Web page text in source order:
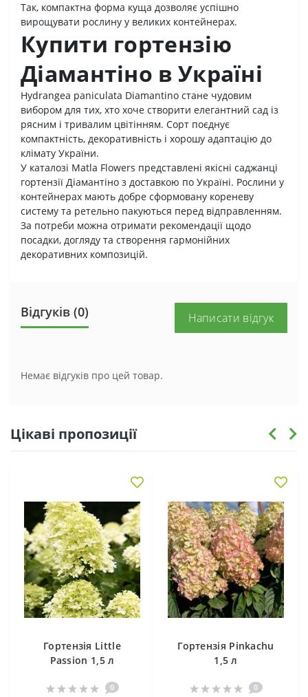
Так, компактна форма куща дозволяє успішно
вирощувати рослину у великих контейнерах.
Купити гортензію
Діамантіно в Україні
Hydrangea paniculata Diamantino стане чудовим
вибором для тих, хто хоче створити елегантний сад із
рясним і тривалим цвітінням. Сорт поєднує
компактність, декоративність і хорошу адаптацію до
клімату України.
У каталозі Matla Flowers представлені якісні саджанці
гортензії Діамантіно з доставкою по Україні. Рослини у
контейнерах мають добре сформовану кореневу
систему та ретельно пакуються перед відправленням.
За потреби можна отримати рекомендації щодо
посадки, догляду та створення гармонійних
декоративних композицій.
Відгуків (0) Написати відгук
Немає відгуків про цей товар.
Цікаві пропозиції
Гортензія Little
Passion 1,5 л
0
Гортензія Pinkachu
1,5 л
0